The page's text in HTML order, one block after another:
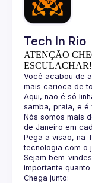
Tech In Rio
ATENÇÃO
ESCULACHAR!
Você acabou de
Aqui, não é só
Nós somos mais
Pega a visão, na
Sejam bem-